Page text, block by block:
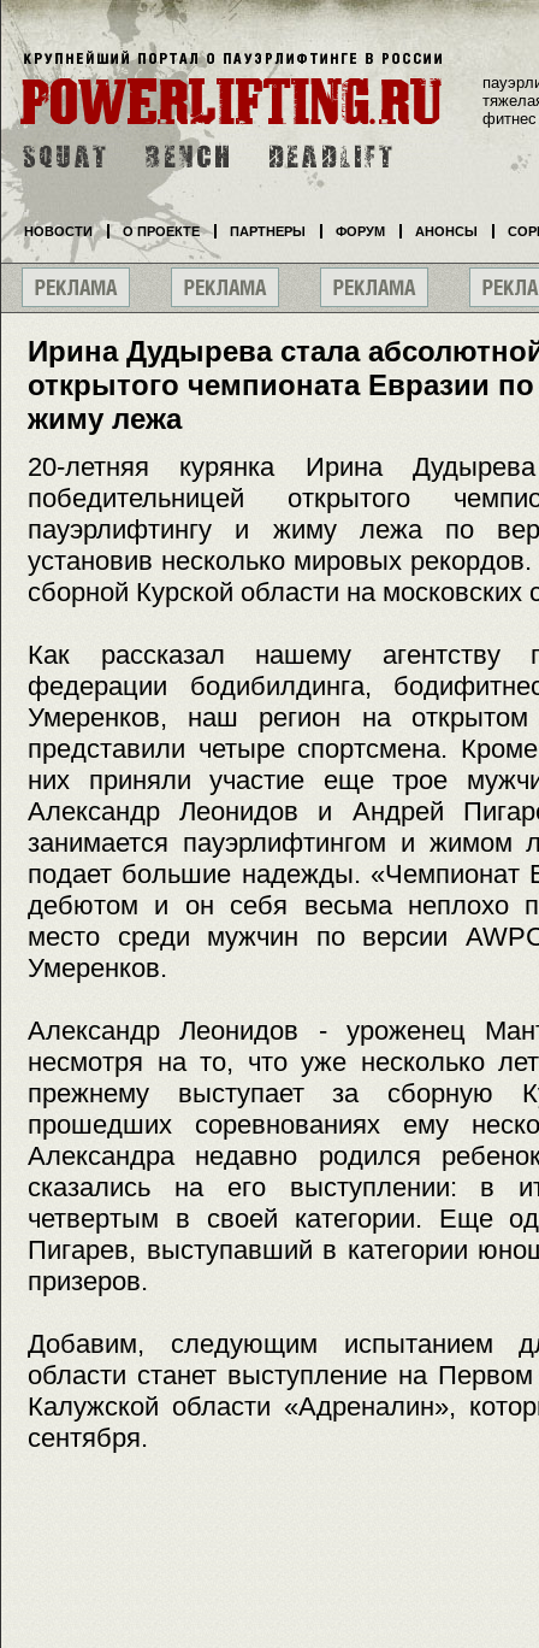
Ирина Дудырева стала
открытого чемпионата Евразии
жиму лежа
20-летняя курянка Ирина
победительницей открытого
пауэрлифтингу и жиму лежа по
установив несколько мировых
сборной Курской области на московских
Как рассказал нашему агентству
федерации бодибилдинга,
Умеренков, наш регион на открытом
представили четыре спортсмена.
них приняли участие еще трое
Александр Леонидов и Андрей
занимается пауэрлифтингом и жимом
подает большие надежды. «Чемпионат
дебютом и он себя весьма неплохо
место среди мужчин по версии
Умеренков.
Александр Леонидов - уроженец
несмотря на то, что уже несколько
прежнему выступает за сборную
прошедших соревнованиях ему
Александра недавно родился
сказались на его выступлении: в
четвертым в своей категории. Еще
Пигарев, выступавший в категории
призеров.
Добавим, следующим испытанием
области станет выступление на
Калужской области «Адреналин»,
сентября.
фитнес
НОВОСТИ О ПРОЕКТЕ ПАРТНЕРЫ ФОРУМ АНОНСЫ